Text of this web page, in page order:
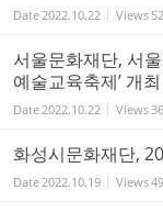
Date 2022.10.22 Views
서울문화재단, 서
예술교육축제’ 개최
Date 2022.10.22 Views
화성시문화재단,
Date 2022.10.19 Views